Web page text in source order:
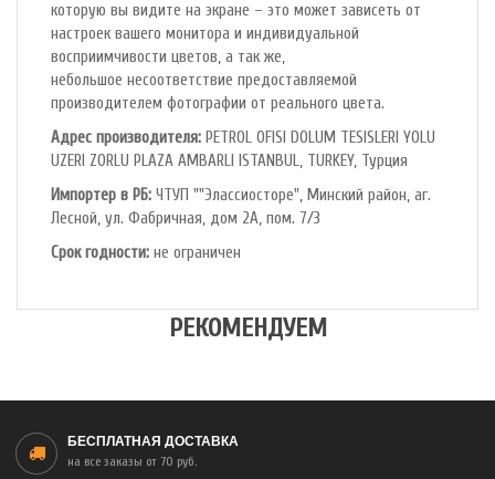
которую вы видите на экране – это может зависеть от
настроек вашего монитора и индивидуальной
восприимчивости цветов, а так же,
небольшое несоответствие предоставляемой
производителем фотографии от реального цвета.
Адрес производителя: PETROL OFlSl DOLUM TESISLERI YOLU
UZERI ZORLU PLAZA AMBARLI ISTANBUL, TURKEY, Турция
Импортер в РБ: ЧТУП ""Элассиосторе", Минский район, аг.
Лесной, ул. Фабричная, дом 2А, пом. 7/3
Срок годности: не ограничен
РЕКОМЕНДУЕМ
БЕСПЛАТНАЯ ДОСТАВКА
на все заказы от 70 руб.